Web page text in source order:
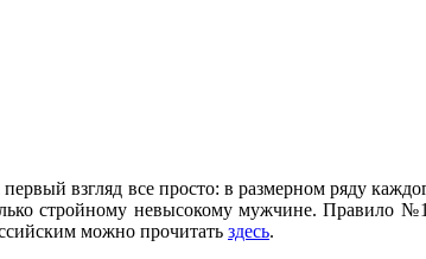
взгляд все просто: в размерном ряду
стройному невысокому мужчине. Правило
можно прочитать здесь.